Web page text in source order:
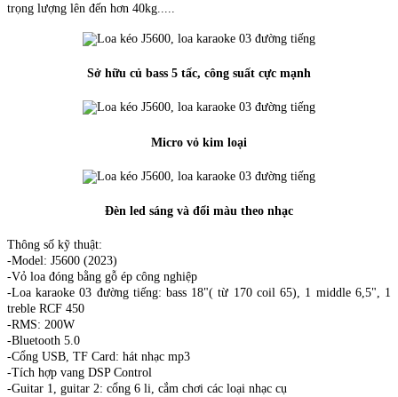
trọng lượng lên đến hơn 40kg.....
Sở hữu củ bass 5 tấc, công suất cực mạnh
Micro vỏ kim loại
Đèn led sáng và đổi màu theo nhạc
Thông số kỹ thuật:
-Model: J5600 (2023)
-Vỏ loa đóng bằng gỗ ép công nghiệp
-Loa karaoke 03 đường tiếng: bass 18"( từ 170 coil 65), 1 middle 6,5", 1
treble RCF 450
-RMS: 200W
-Bluetooth 5.0
-Cổng USB, TF Card: hát nhạc mp3
-Tích hợp vang DSP Control
-Guitar 1, guitar 2: cổng 6 li, cắm chơi các loại nhạc cụ